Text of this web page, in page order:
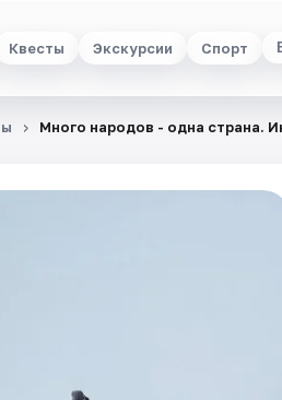
Квесты Экскурсии Спорт
Много народов - одна страна.